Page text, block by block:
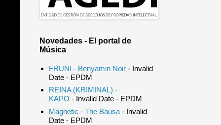
Novedades - El portal de
Música
FRUNI - Benyamin Noir- Invalid
Date- EPDM
REINA (KRIMINAL) -
KAPO - Invalid Date- EPDM
Magnetic - The Bausa- Invalid
Date- EPDM